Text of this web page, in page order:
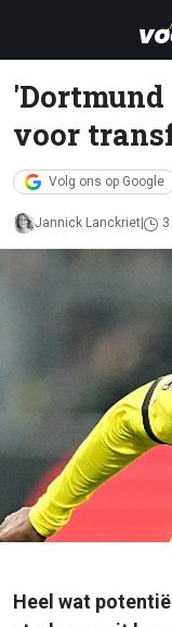
voor
Volg ons op Google
Jannick Lanckriet
Heel wat